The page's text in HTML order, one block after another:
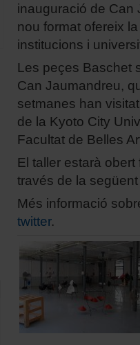
inauguració de Can
nou format ofereix
institucions i
Les peçes Baschet
Can Jaumandreu,
setmanes han
de la Kyoto City
Facultat de Belles
El taller estarà
través de la
Més informació
twitter.